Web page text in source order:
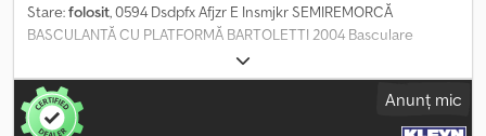
Stare:folosit, 0594 Dsdpfx Afjzr E Insmjkr SEMIREMORCĂ
BASCULANTĂ CU PLATFORMĂ BARTOLETTI 2004 Basculare
laterală, atât pe partea dreaptă, cât și pe partea stângă Prelată
Anvelope 385/65-22.5 Frâne cu disc A treia axă este direcțională
Cârlige de remorcare Numărul de înmatriculare AC60498 Zona
industrială Mantova Mai multe unități disponibile Se iau în
Anunț mic